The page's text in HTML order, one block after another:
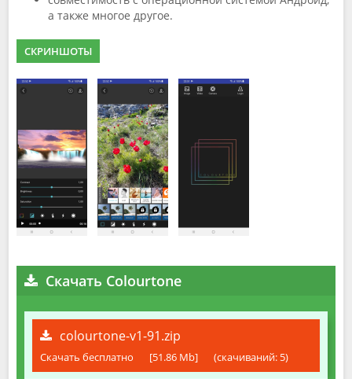
а также многое другое.
СКРИНШОТЫ
Скачать Colourtone
colourtone-v1-91.zip
Скачать бесплатно [51.86 Mb] (cкачиваний: 5)